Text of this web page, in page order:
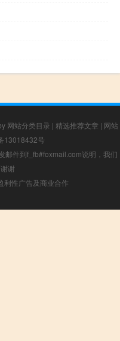
网站分类目录 | 精选推荐文章 | 网站
13018432号
邮件到f_fb#foxmail.com说明，我们
谢
利性广告及商业合作